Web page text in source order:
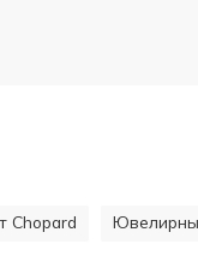
Chopard